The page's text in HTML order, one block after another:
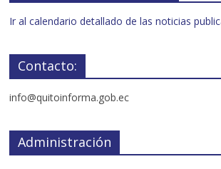
Ir al calendario detallado de las noticias
Contacto:
info@quitoinforma.gob.ec
Administración